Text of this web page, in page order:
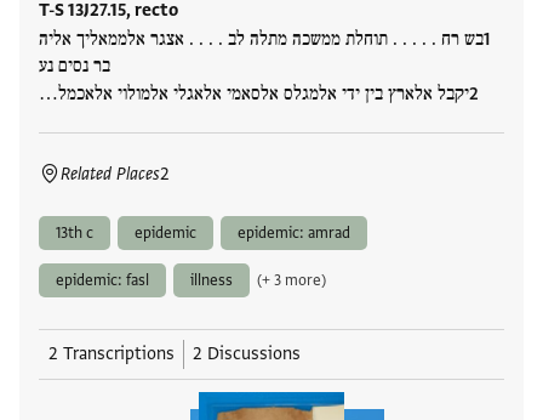
T-S 13J27.15, recto
בש רח . . . . . תוחלת ממשכה מתלה לב . . . . אצגר אלממאליך אליה
בר נסים נע
יקבל אלארץ בין ידי אלמגלס אלסאמי אלאגלי אלמולוי אלאכמל…
Related Places2
13th c epidemic epidemic: amrad
epidemic: fasl illness (+ 3 more)
2 Transcriptions 2 Discussions